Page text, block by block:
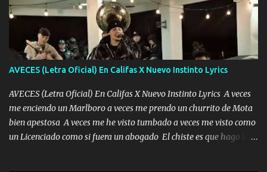
para dar ya estando en tu ciudad no habrá quien lo detenga si las
copas van de más vayamos a un lugar y cerremos las puertas
Entre alcohol y besos se va incrementado el Fuego en esa
habitación ya no mires más el reloj Única por donde vas me curas
tú mi mal moviendo tu silueta no hay otra que te sea igual te ves
tan especial por eso es que me tientas Aquí estoy no dejaré que se
te acerque nadie porque solo yo tendre el candado 🔒 del a...
AVECES (Letra Oficial) En Califas X Nuevo Instinto Lyrics
AVECES (Letra Oficial) En Califas X Nuevo Instinto Lyrics A veces
me enciendo un Marlboro a veces me prendo un churrito de Mota
bien apestosa A veces me he visto tumbado a veces me visto como
un Licenciado como si fuera un abogado El chiste es que hago lo